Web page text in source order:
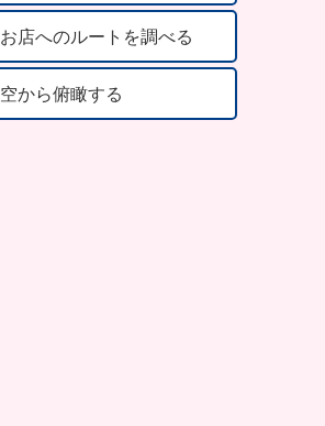
お店へのルートを調べる
空から俯瞰する